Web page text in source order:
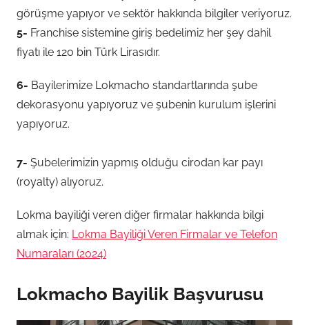
görüşme yapıyor ve sektör hakkında bilgiler veriyoruz.
5- Franchise sistemine giriş bedelimiz her şey dahil
fiyatı ile 120 bin Türk Lirasıdır.
6- Bayilerimize Lokmacho standartlarında şube
dekorasyonu yapıyoruz ve şubenin kurulum işlerini
yapıyoruz.
7- Şubelerimizin yapmış olduğu cirodan kar payı
(royalty) alıyoruz.
Lokma bayiliği veren diğer firmalar hakkında bilgi
almak için: Lokma Bayiliği Veren Firmalar ve Telefon
Numaraları (2024)
Lokmacho Bayilik Başvurusu